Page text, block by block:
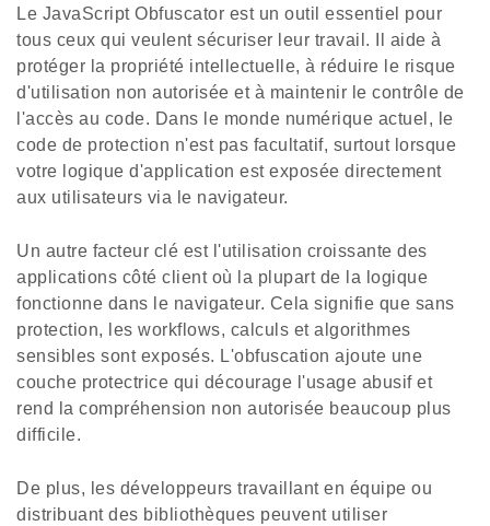
Le JavaScript Obfuscator est un outil essentiel pour
tous ceux qui veulent sécuriser leur travail. Il aide à
protéger la propriété intellectuelle, à réduire le risque
d'utilisation non autorisée et à maintenir le contrôle de
l'accès au code. Dans le monde numérique actuel, le
code de protection n'est pas facultatif, surtout lorsque
votre logique d'application est exposée directement
aux utilisateurs via le navigateur.
Un autre facteur clé est l'utilisation croissante des
applications côté client où la plupart de la logique
fonctionne dans le navigateur. Cela signifie que sans
protection, les workflows, calculs et algorithmes
sensibles sont exposés. L'obfuscation ajoute une
couche protectrice qui décourage l'usage abusif et
rend la compréhension non autorisée beaucoup plus
difficile.
De plus, les développeurs travaillant en équipe ou
distribuant des bibliothèques peuvent utiliser